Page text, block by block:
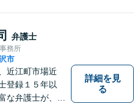
：１時間５5００
弁護士
務所
市
近江町市場近
登録１５年以
な弁護士が、誠
詳細を見
る